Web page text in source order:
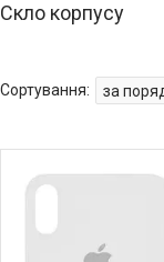
Скло корпусу